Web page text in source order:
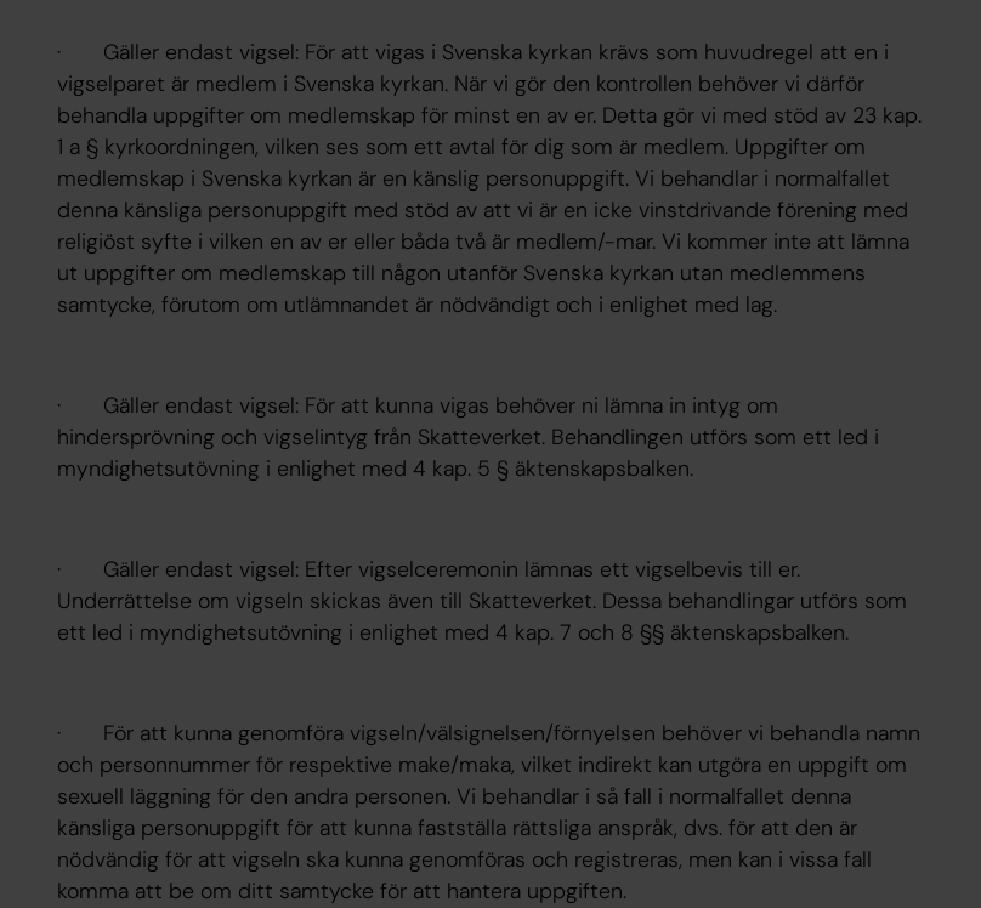
· Gäller endast vigsel: För att vigas i Svenska kyrkan krävs som huvudregel att en i
vigselparet är medlem i Svenska kyrkan. När vi gör den kontrollen behöver vi därför
behandla uppgifter om medlemskap för minst en av er. Detta gör vi med stöd av 23 kap.
1 a § kyrkoordningen, vilken ses som ett avtal för dig som är medlem. Uppgifter om
medlemskap i Svenska kyrkan är en känslig personuppgift. Vi behandlar i normalfallet
denna känsliga personuppgift med stöd av att vi är en icke vinstdrivande förening med
religiöst syfte i vilken en av er eller båda två är medlem/-mar. Vi kommer inte att lämna
ut uppgifter om medlemskap till någon utanför Svenska kyrkan utan medlemmens
samtycke, förutom om utlämnandet är nödvändigt och i enlighet med lag.
· Gäller endast vigsel: För att kunna vigas behöver ni lämna in intyg om
hindersprövning och vigselintyg från Skatteverket. Behandlingen utförs som ett led i
myndighetsutövning i enlighet med 4 kap. 5 § äktenskapsbalken.
· Gäller endast vigsel: Efter vigselceremonin lämnas ett vigselbevis till er.
Underrättelse om vigseln skickas även till Skatteverket. Dessa behandlingar utförs som
ett led i myndighetsutövning i enlighet med 4 kap. 7 och 8 §§ äktenskapsbalken.
· För att kunna genomföra vigseln/välsignelsen/förnyelsen behöver vi behandla namn
och personnummer för respektive make/maka, vilket indirekt kan utgöra en uppgift om
sexuell läggning för den andra personen. Vi behandlar i så fall i normalfallet denna
känsliga personuppgift för att kunna fastställa rättsliga anspråk, dvs. för att den är
nödvändig för att vigseln ska kunna genomföras och registreras, men kan i vissa fall
komma att be om ditt samtycke för att hantera uppgiften.